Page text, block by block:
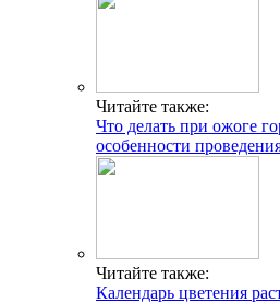
Читайте также:
Что делать при ожоге
особенности
Читайте также:
Календарь цветения